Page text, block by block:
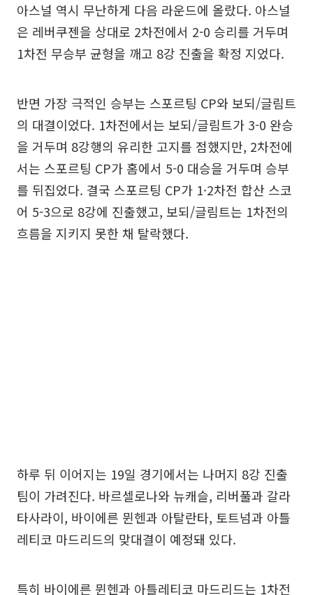
아스널 역시 무난하게 다음 라운드에 올랐다. 아스널
은 레버쿠젠을 상대로 2차전에서 2-0 승리를 거두며
1차전 무승부 균형을 깨고 8강 진출을 확정 지었다.
반면 가장 극적인 승부는 스포르팅 CP와 보되/글림트
의 대결이었다. 1차전에서는 보되/글림트가 3-0 완승
을 거두며 8강행의 유리한 고지를 점했지만, 2차전에
서는 스포르팅 CP가 홈에서 5-0 대승을 거두며 승부
를 뒤집었다. 결국 스포르팅 CP가 1·2차전 합산 스코
어 5-3으로 8강에 진출했고, 보되/글림트는 1차전의
흐름을 지키지 못한 채 탈락했다.
하루 뒤 이어지는 19일 경기에서는 나머지 8강 진출
팀이 가려진다. 바르셀로나와 뉴캐슬, 리버풀과 갈라
타사라이, 바이에른 뮌헨과 아탈란타, 토트넘과 아틀
레티코 마드리드의 맞대결이 예정돼 있다.
특히 바이에른 뮌헨과 아틀레티코 마드리드는 1차전